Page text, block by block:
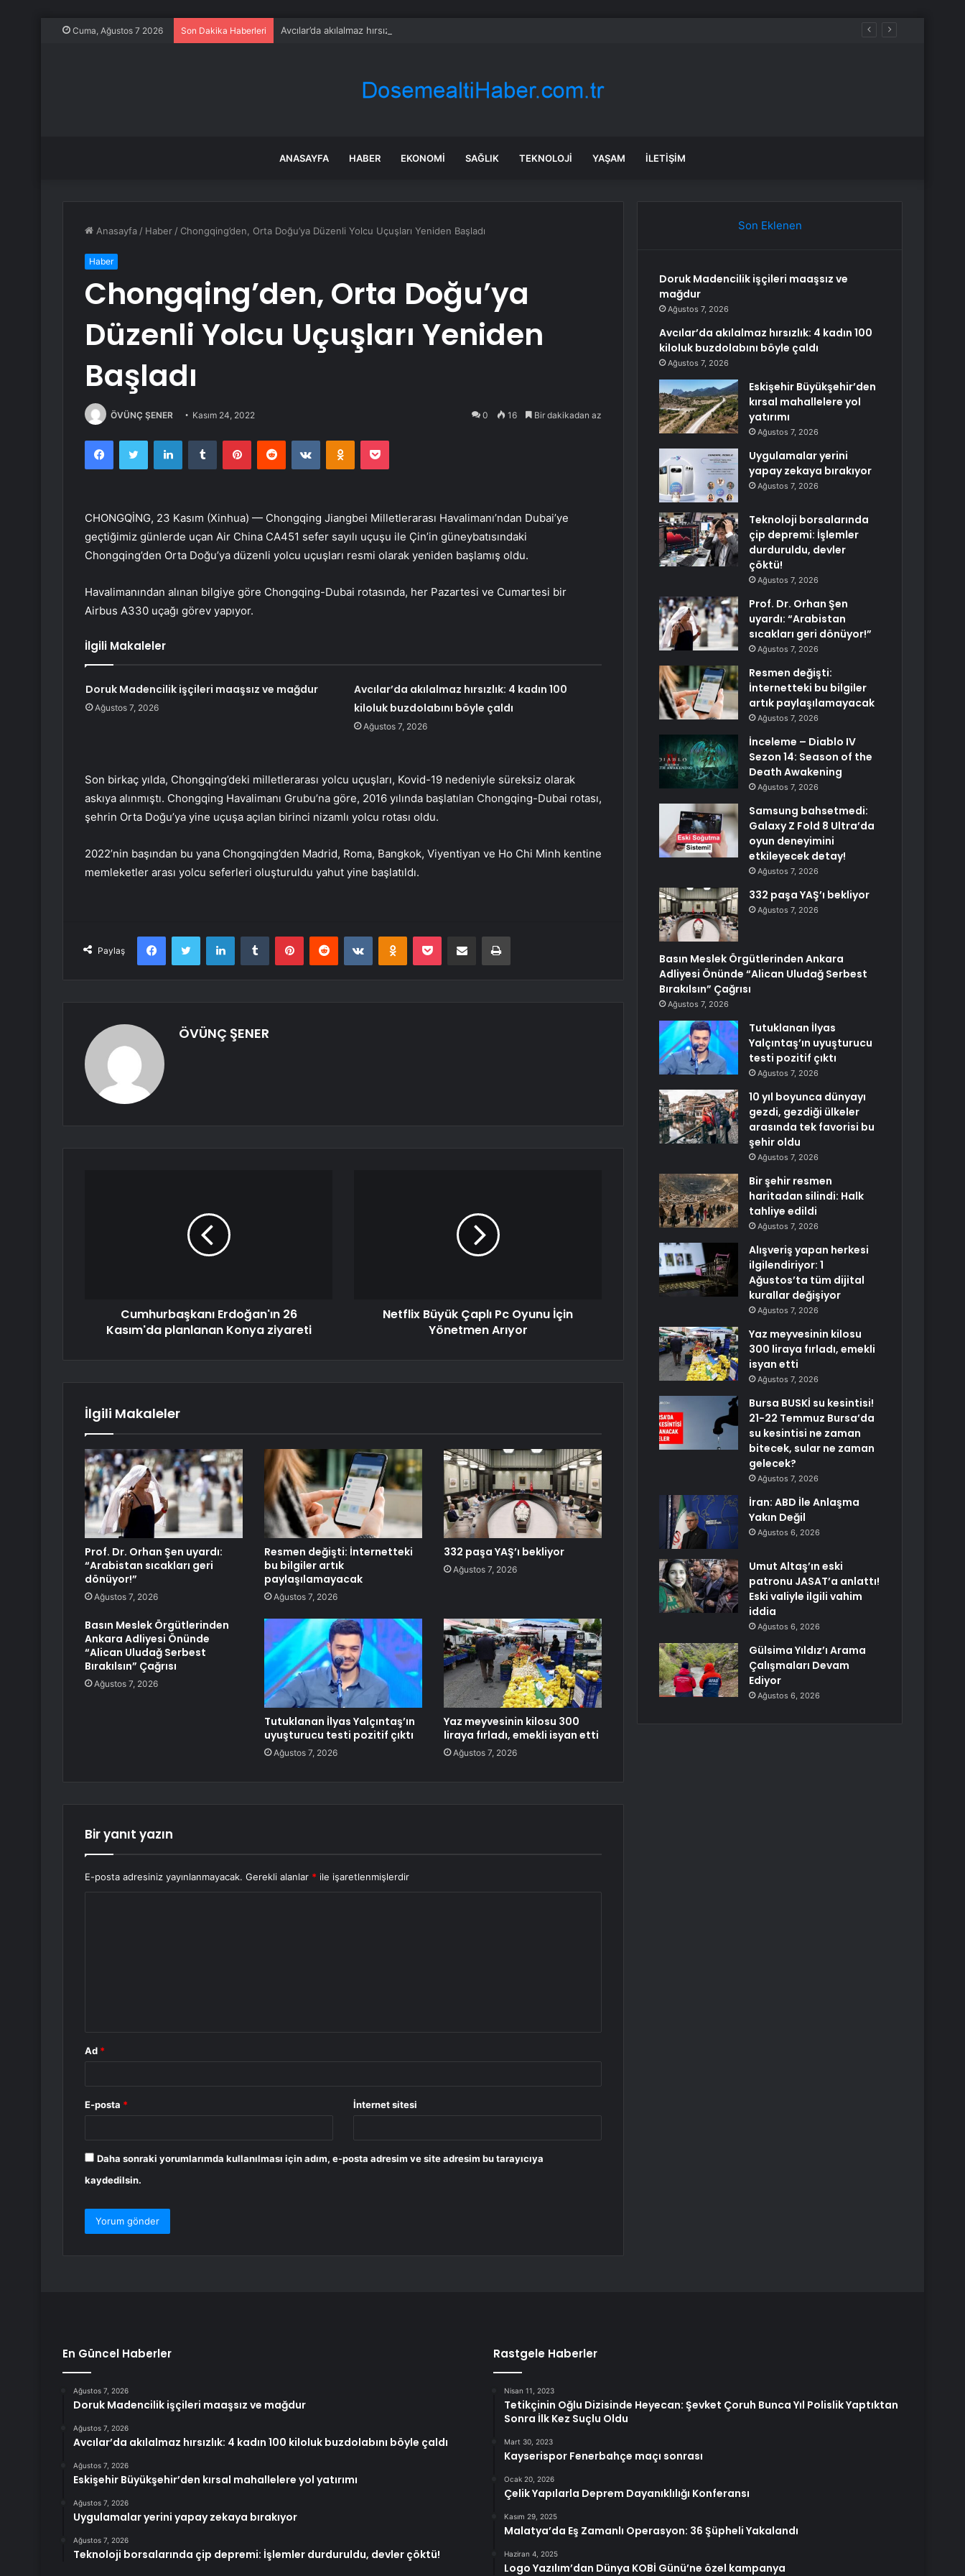
Cuma, Ağustos 7 2026 Son Dakika Haberleri Avcılar’da akılalmaz hırsızlık: 4 kadın 100 kiloluk buzdolabını böyle çaldı
ANASAYFA HABER EKONOMI SAĞLIK TEKNOLOJI YAŞAM İLETIŞIM
Anasayfa / Haber / Chongqing’den, Orta Doğu’ya Düzenli Yolcu Uçuşları Yeniden Başladı
Haber
Chongqing’den, Orta Doğu’ya
Düzenli Yolcu Uçuşları Yeniden
Başladı
ÖVÜNÇ ŞENER Kasım 24, 2022 0 16 Bir dakikadan az
FacebookTwitter LinkedInTumblr PinterestReddit VKontakteOdnoklassniki
Pocket
CHONGQİNG, 23 Kasım (Xinhua) — Chongqing Jiangbei Milletlerarası Havalimanı’ndan Dubai’ye
geçtiğimiz günlerde uçan Air China CA451 sefer sayılı uçuşu ile Çin’in güneybatısındaki
Chongqing’den Orta Doğu’ya düzenli yolcu uçuşları resmi olarak yeniden başlamış oldu.
Havalimanından alınan bilgiye göre Chongqing-Dubai rotasında, her Pazartesi ve Cumartesi bir
Airbus A330 uçağı görev yapıyor.
İlgili Makaleler
Doruk Madencilik işçileri maaşsız ve mağdur
Ağustos 7, 2026
Avcılar’da akılalmaz hırsızlık: 4 kadın 100
kiloluk buzdolabını böyle çaldı
Ağustos 7, 2026
Son birkaç yılda, Chongqing’deki milletlerarası yolcu uçuşları, Kovid-19 nedeniyle süreksiz olarak
askıya alınmıştı. Chongqing Havalimanı Grubu’na göre, 2016 yılında başlatılan Chongqing-Dubai rotası,
şehrin Orta Doğu’ya yine uçuşa açılan birinci nizamlı yolcu rotası oldu.
2022’nin başından bu yana Chongqing’den Madrid, Roma, Bangkok, Viyentiyan ve Ho Chi Minh kentine
memleketler arası yolcu seferleri oluşturuldu yahut yine başlatıldı.
Paylaş
FacebookTwitter LinkedInTumblr PinterestReddit VKontakteOdnoklassniki
Pocket E-Posta ile paylaş Yazdır
ÖVÜNÇ ŞENER
Cumhurbaşkanı Erdoğan'ın 26
Kasım'da planlanan Konya ziyareti
Netflix Büyük Çaplı Pc Oyunu İçin
Yönetmen Arıyor
İlgili Makaleler
Prof. Dr. Orhan Şen uyardı:
“Arabistan sıcakları geri
dönüyor!”
Ağustos 7, 2026
Resmen değişti: İnternetteki
bu bilgiler artık
paylaşılamayacak
Ağustos 7, 2026
332 paşa YAŞ’ı bekliyor
Ağustos 7, 2026
Basın Meslek Örgütlerinden
Ankara Adliyesi Önünde
“Alican Uludağ Serbest
Bırakılsın” Çağrısı
Ağustos 7, 2026
Tutuklanan İlyas Yalçıntaş’ın
uyuşturucu testi pozitif çıktı
Ağustos 7, 2026
Yaz meyvesinin kilosu 300
liraya fırladı, emekli isyan etti
Ağustos 7, 2026
Bir yanıt yazın
E-posta adresiniz yayınlanmayacak. Gerekli alanlar * ile işaretlenmişlerdir
Ad *
E-posta * İnternet sitesi
Daha sonraki yorumlarımda kullanılması için adım, e-posta adresim ve site adresim bu tarayıcıya
kaydedilsin.
Son Eklenen
Doruk Madencilik işçileri maaşsız ve
mağdur
Ağustos 7, 2026
Avcılar’da akılalmaz hırsızlık: 4 kadın 100
kiloluk buzdolabını böyle çaldı
Ağustos 7, 2026
Eskişehir Büyükşehir’den
kırsal mahallelere yol
yatırımı
Ağustos 7, 2026
Uygulamalar yerini
yapay zekaya bırakıyor
Ağustos 7, 2026
Teknoloji borsalarında
çip depremi: İşlemler
durduruldu, devler
çöktü!
Ağustos 7, 2026
Prof. Dr. Orhan Şen
uyardı: “Arabistan
sıcakları geri dönüyor!”
Ağustos 7, 2026
Resmen değişti:
İnternetteki bu bilgiler
artık paylaşılamayacak
Ağustos 7, 2026
İnceleme – Diablo IV
Sezon 14: Season of the
Death Awakening
Ağustos 7, 2026
Samsung bahsetmedi:
Galaxy Z Fold 8 Ultra’da
oyun deneyimini
etkileyecek detay!
Ağustos 7, 2026
332 paşa YAŞ’ı bekliyor
Ağustos 7, 2026
Basın Meslek Örgütlerinden Ankara
Adliyesi Önünde “Alican Uludağ Serbest
Bırakılsın” Çağrısı
Ağustos 7, 2026
Tutuklanan İlyas
Yalçıntaş’ın uyuşturucu
testi pozitif çıktı
Ağustos 7, 2026
10 yıl boyunca dünyayı
gezdi, gezdiği ülkeler
arasında tek favorisi bu
şehir oldu
Ağustos 7, 2026
Bir şehir resmen
haritadan silindi: Halk
tahliye edildi
Ağustos 7, 2026
Alışveriş yapan herkesi
ilgilendiriyor: 1
Ağustos’ta tüm dijital
kurallar değişiyor
Ağustos 7, 2026
Yaz meyvesinin kilosu
300 liraya fırladı, emekli
isyan etti
Ağustos 7, 2026
Bursa BUSKİ su kesintisi!
21-22 Temmuz Bursa’da
su kesintisi ne zaman
bitecek, sular ne zaman
gelecek?
Ağustos 7, 2026
İran: ABD İle Anlaşma
Yakın Değil
Ağustos 6, 2026
Umut Altaş’ın eski
patronu JASAT’a anlattı!
Eski valiyle ilgili vahim
iddia
Ağustos 6, 2026
Gülsima Yıldız’ı Arama
Çalışmaları Devam
Ediyor
Ağustos 6, 2026
En Güncel Haberler
Ağustos 7, 2026
Doruk Madencilik işçileri maaşsız ve mağdur
Ağustos 7, 2026
Avcılar’da akılalmaz hırsızlık: 4 kadın 100 kiloluk buzdolabını böyle çaldı
Ağustos 7, 2026
Eskişehir Büyükşehir’den kırsal mahallelere yol yatırımı
Ağustos 7, 2026
Uygulamalar yerini yapay zekaya bırakıyor
Ağustos 7, 2026
Teknoloji borsalarında çip depremi: İşlemler durduruldu, devler çöktü!
Rastgele Haberler
Nisan 11, 2023
Tetikçinin Oğlu Dizisinde Heyecan: Şevket Çoruh Bunca Yıl Polislik Yaptıktan
Sonra İlk Kez Suçlu Oldu
Mart 30, 2023
Kayserispor Fenerbahçe maçı sonrası
Ocak 20, 2026
Çelik Yapılarla Deprem Dayanıklılığı Konferansı
Kasım 29, 2025
Malatya’da Eş Zamanlı Operasyon: 36 Şüpheli Yakalandı
Haziran 4, 2025
Logo Yazılım’dan Dünya KOBİ Günü’ne özel kampanya